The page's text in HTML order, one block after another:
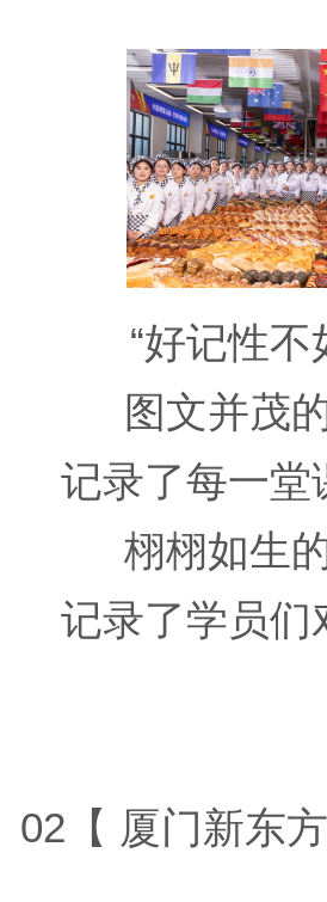
“好记性不
图文并茂
记录了每一堂
栩栩如生
记录了学员们
02【 厦门新东